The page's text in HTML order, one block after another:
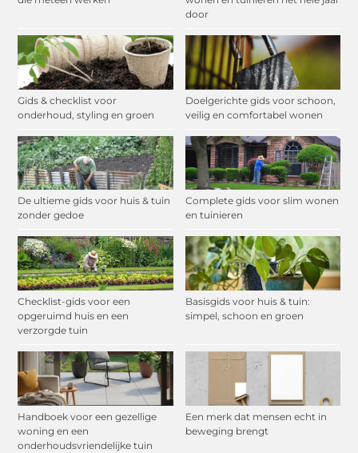
door
Gids & checklist voor
onderhoud, styling en groen
Doelgerichte gids voor schoon,
veilig en comfortabel wonen
De ultieme gids voor huis & tuin
zonder gedoe
Complete gids voor slim wonen
en tuinieren
Checklist-gids voor een
opgeruimd huis en een
verzorgde tuin
Basisgids voor huis & tuin:
simpel, schoon en groen
Handboek voor een gezellige
woning en een
onderhoudsvriendelijke tuin
Een merk dat mensen echt in
beweging brengt